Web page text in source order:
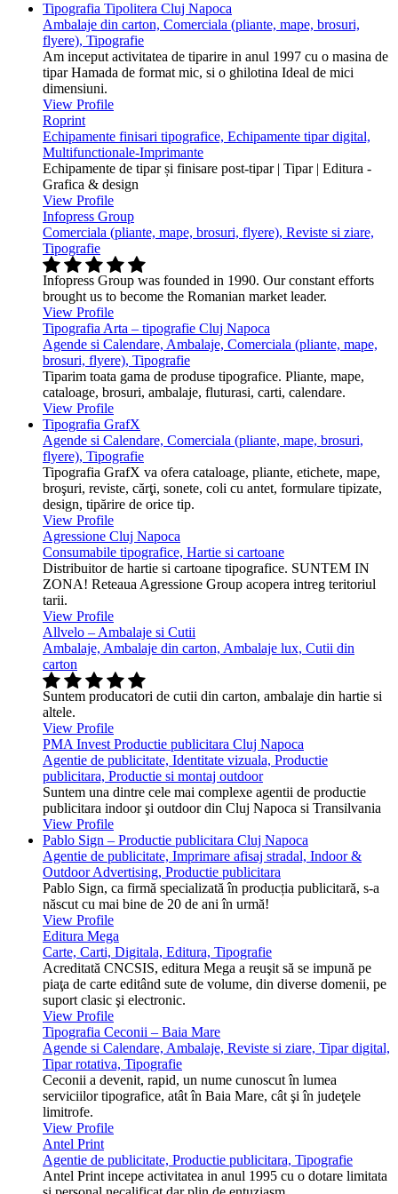
Tipografia Tipolitera Cluj Napoca
Ambalaje din carton, Comerciala (pliante, mape, brosuri,
flyere), Tipografie
Am inceput activitatea de tiparire in anul 1997 cu o masina de
tipar Hamada de format mic, si o ghilotina Ideal de mici
dimensiuni.
View Profile
Roprint
Echipamente finisari tipografice, Echipamente tipar digital,
Multifunctionale-Imprimante
Echipamente de tipar și finisare post-tipar | Tipar | Editura -
Grafica & design
View Profile
Infopress Group
Comerciala (pliante, mape, brosuri, flyere), Reviste si ziare,
Tipografie
Infopress Group was founded in 1990. Our constant efforts
brought us to become the Romanian market leader.
View Profile
Tipografia Arta – tipografie Cluj Napoca
Agende si Calendare, Ambalaje, Comerciala (pliante, mape,
brosuri, flyere), Tipografie
Tiparim toata gama de produse tipografice. Pliante, mape,
cataloage, brosuri, ambalaje, fluturasi, carti, calendare.
View Profile
Tipografia GrafX
Agende si Calendare, Comerciala (pliante, mape, brosuri,
flyere), Tipografie
Tipografia GrafX va ofera cataloage, pliante, etichete, mape,
broşuri, reviste, cărţi, sonete, coli cu antet, formulare tipizate,
design, tipărire de orice tip.
View Profile
Agressione Cluj Napoca
Consumabile tipografice, Hartie si cartoane
Distribuitor de hartie si cartoane tipografice. SUNTEM IN
ZONA! Reteaua Agressione Group acopera intreg teritoriul
tarii.
View Profile
Allvelo – Ambalaje si Cutii
Ambalaje, Ambalaje din carton, Ambalaje lux, Cutii din
carton
Suntem producatori de cutii din carton, ambalaje din hartie si
altele.
View Profile
PMA Invest Productie publicitara Cluj Napoca
Agentie de publicitate, Identitate vizuala, Productie
publicitara, Productie si montaj outdoor
Suntem una dintre cele mai complexe agentii de productie
publicitara indoor şi outdoor din Cluj Napoca si Transilvania
View Profile
Pablo Sign – Productie publicitara Cluj Napoca
Agentie de publicitate, Imprimare afisaj stradal, Indoor &
Outdoor Advertising, Productie publicitara
Pablo Sign, ca firmă specializată în producția publicitară, s-a
născut cu mai bine de 20 de ani în urmă!
View Profile
Editura Mega
Carte, Carti, Digitala, Editura, Tipografie
Acreditată CNCSIS, editura Mega a reuşit să se impună pe
piaţa de carte editând sute de volume, din diverse domenii, pe
suport clasic şi electronic.
View Profile
Tipografia Ceconii – Baia Mare
Agende si Calendare, Ambalaje, Reviste si ziare, Tipar digital,
Tipar rotativa, Tipografie
Ceconii a devenit, rapid, un nume cunoscut în lumea
serviciilor tipografice, atât în Baia Mare, cât şi în judeţele
limitrofe.
View Profile
Antel Print
Agentie de publicitate, Productie publicitara, Tipografie
Antel Print incepe activitatea in anul 1995 cu o dotare limitata